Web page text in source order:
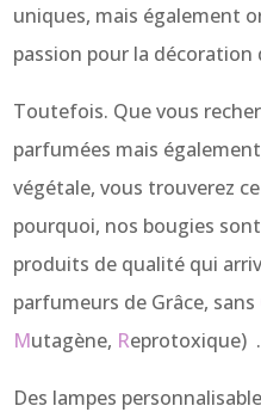
uniques, mais également
passion pour la décoration
Toutefois. Que vous
parfumées mais
végétale, vous trouverez
pourquoi, nos bougies
produits de qualité qui
parfumeurs de Grâce, sans
Mutagène, Reprotoxique) .
Des lampes